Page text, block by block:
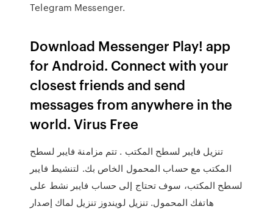
Telegram Messenger.
Download Messenger Play! app
for Android. Connect with your
closest friends and send
messages from anywhere in the
world. Virus Free
تنزيل فايبر لسطح المكتب . تتم مزامنة فايبر لسطح
المكتب مع حساب المحمول الخاص بك. لتنشيط فايبر
لسطح المكتب، سوف تحتاج إلى حساب فايبر نشط على
هاتفك المحمول. تنزيل لويندوز تنزيل لماك إصدار